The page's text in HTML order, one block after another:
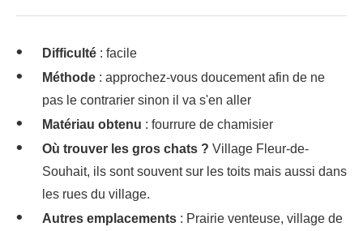
Difficulté : facile
Méthode : approchez-vous doucement afin de ne
pas le contrarier sinon il va s'en aller
Matériau obtenu : fourrure de chamisier
Où trouver les gros chats ? Village Fleur-de-
Souhait, ils sont souvent sur les toits mais aussi dans
les rues du village.
Autres emplacements : Prairie venteuse, village de